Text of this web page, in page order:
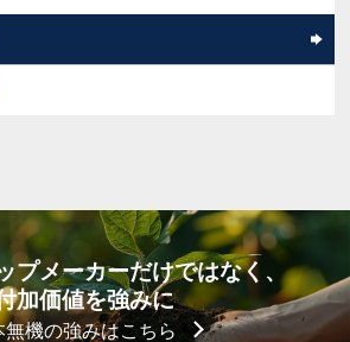
プメーカーだけではなく、
加価値を強みに
無機の強みはこちら